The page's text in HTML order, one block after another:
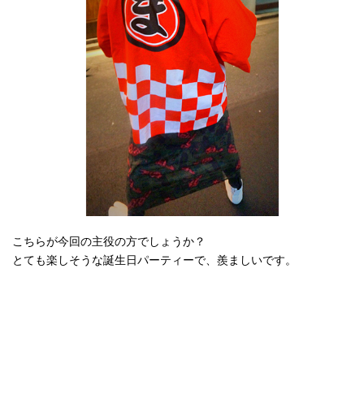
こちらが今回の主役の方でしょうか？
とても楽しそうな誕生日パーティーで、羨ましいです。